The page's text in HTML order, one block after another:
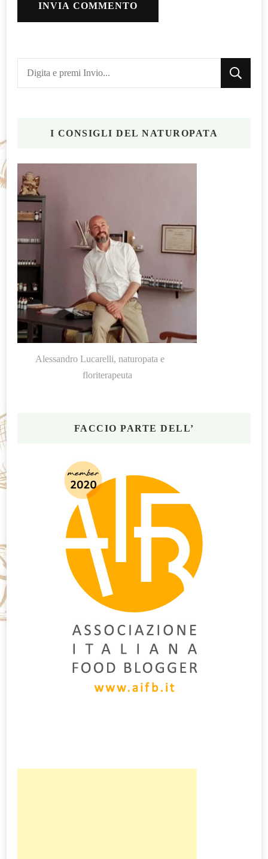
Cerchi
qualcosa?
I CONSIGLI DEL NATUROPATA
Alessandro Lucarelli, naturopata e
floriterapeuta
FACCIO PARTE DELL’